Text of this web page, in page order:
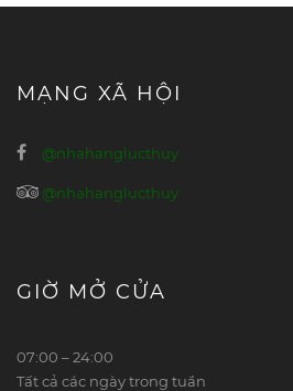
MẠNG XÃ HỘI
@nhahanglucthuy
@nhahanglucthuy
GIỜ MỞ CỬA
07:00 – 24:00
Tất cả các ngày trong tuần